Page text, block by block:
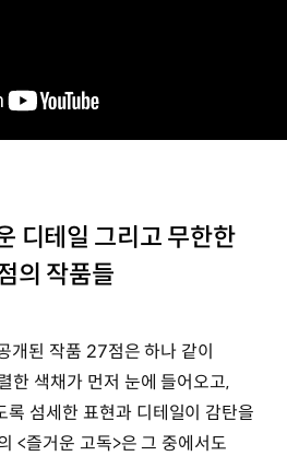
디테일 그리고 무한한
의 작품들
개된 작품 27점은 하나 같이
한 색채가 먼저 눈에 들어오고,
록 섬세한 표현과 디테일이 감탄을
<즐거운 고독>은 그 중에서도